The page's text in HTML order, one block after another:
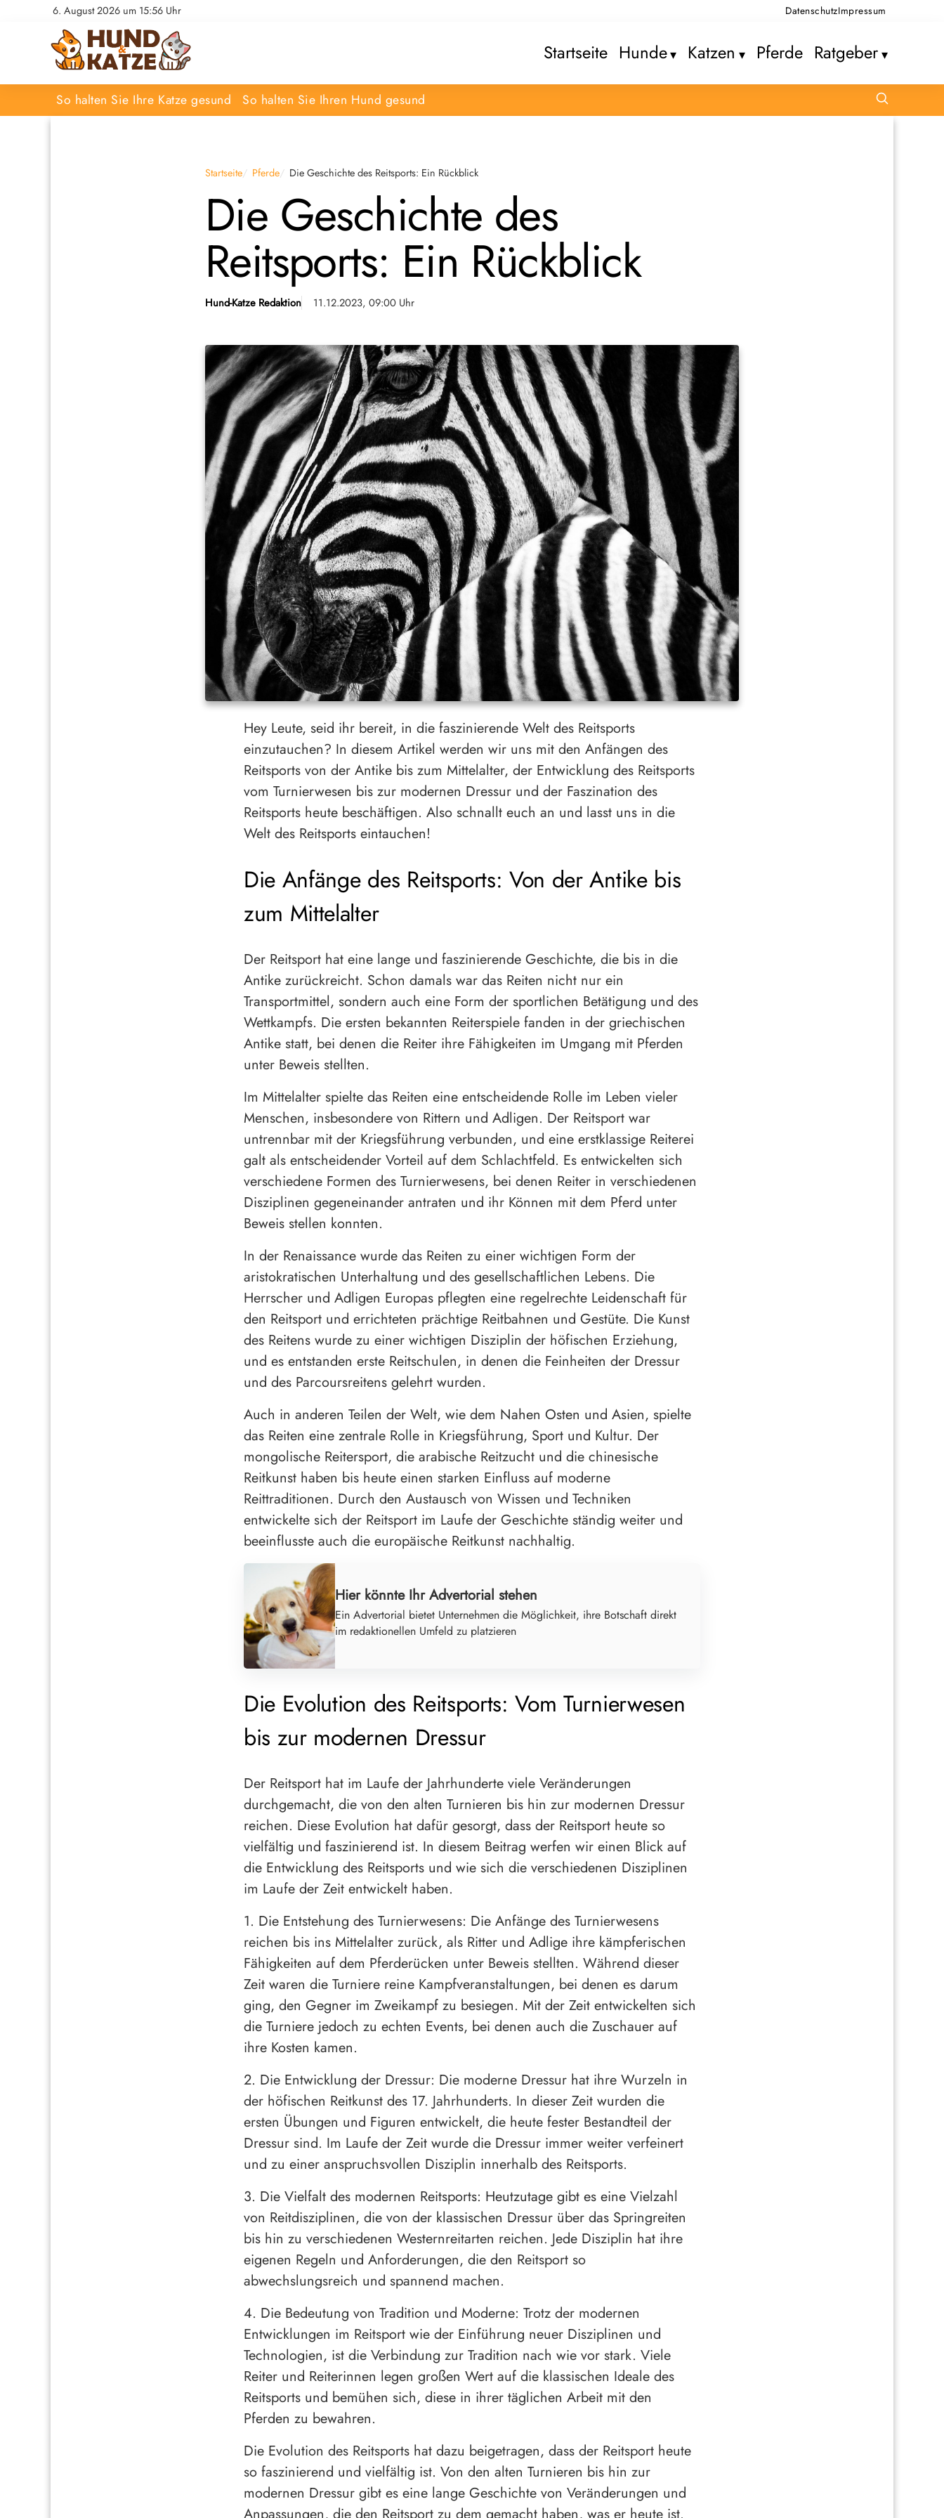
6. August 2026 um 15:56 Uhr DatenschutzImpressum
Startseite Hunde Katzen Pferde Ratgeber
So halten Sie Ihre Katze gesund So halten Sie Ihren Hund gesund
Startseite Pferde Die Geschichte des Reitsports: Ein Rückblick
Die Geschichte des
Reitsports: Ein Rückblick
Hund-Katze Redaktion 11.12.2023, 09:00 Uhr
Hey Leute, seid ihr bereit, in die faszinierende Welt des Reitsports
einzutauchen? In diesem Artikel werden wir uns mit den Anfängen des
Reitsports von der Antike bis zum Mittelalter, der Entwicklung des Reitsports
vom Turnierwesen bis zur modernen Dressur und der Faszination des
Reitsports heute beschäftigen. Also schnallt euch an und lasst uns in die
Welt des Reitsports eintauchen!
Die Anfänge des Reitsports: Von der Antike bis
zum Mittelalter
Der Reitsport hat eine lange und faszinierende Geschichte, die bis in die
Antike zurückreicht. Schon damals war das Reiten nicht nur ein
Transportmittel, sondern auch eine Form der sportlichen Betätigung und des
Wettkampfs. Die ersten bekannten Reiterspiele fanden in der griechischen
Antike statt, bei denen die Reiter ihre Fähigkeiten im Umgang mit Pferden
unter Beweis stellten.
Im Mittelalter spielte das Reiten eine entscheidende Rolle im Leben vieler
Menschen, insbesondere von Rittern und Adligen. Der Reitsport war
untrennbar mit der Kriegsführung verbunden, und eine erstklassige Reiterei
galt als entscheidender Vorteil auf dem Schlachtfeld. Es entwickelten sich
verschiedene Formen des Turnierwesens, bei denen Reiter in verschiedenen
Disziplinen gegeneinander antraten und ihr Können mit dem Pferd unter
Beweis stellen konnten.
In der Renaissance wurde das Reiten zu einer wichtigen Form der
aristokratischen Unterhaltung und des gesellschaftlichen Lebens. Die
Herrscher und Adligen Europas pflegten eine regelrechte Leidenschaft für
den Reitsport und errichteten prächtige Reitbahnen und Gestüte. Die Kunst
des Reitens wurde zu einer wichtigen Disziplin der höfischen Erziehung,
und es entstanden erste Reitschulen, in denen die Feinheiten der Dressur
und des Parcoursreitens gelehrt wurden.
Auch in anderen Teilen der Welt, wie dem Nahen Osten und Asien, spielte
das Reiten eine zentrale Rolle in Kriegsführung, Sport und Kultur. Der
mongolische Reitersport, die arabische Reitzucht und die chinesische
Reitkunst haben bis heute einen starken Einfluss auf moderne
Reittraditionen. Durch den Austausch von Wissen und Techniken
entwickelte sich der Reitsport im Laufe der Geschichte ständig weiter und
beeinflusste auch die europäische Reitkunst nachhaltig.
Hier könnte Ihr Advertorial stehen
Ein Advertorial bietet Unternehmen die Möglichkeit, ihre Botschaft direkt
im redaktionellen Umfeld zu platzieren
Die Evolution des Reitsports: Vom Turnierwesen
bis zur modernen Dressur
Der Reitsport hat im Laufe der Jahrhunderte viele Veränderungen
durchgemacht, die von den alten Turnieren bis hin zur modernen Dressur
reichen. Diese Evolution hat dafür gesorgt, dass der Reitsport heute so
vielfältig und faszinierend ist. In diesem Beitrag werfen wir einen Blick auf
die Entwicklung des Reitsports und wie sich die verschiedenen Disziplinen
im Laufe der Zeit entwickelt haben.
1. Die Entstehung des Turnierwesens: Die Anfänge des Turnierwesens
reichen bis ins Mittelalter zurück, als Ritter und Adlige ihre kämpferischen
Fähigkeiten auf dem Pferderücken unter Beweis stellten. Während dieser
Zeit waren die Turniere reine Kampfveranstaltungen, bei denen es darum
ging, den Gegner im Zweikampf zu besiegen. Mit der Zeit entwickelten sich
die Turniere jedoch zu echten Events, bei denen auch die Zuschauer auf
ihre Kosten kamen.
2. Die Entwicklung der Dressur: Die moderne Dressur hat ihre Wurzeln in
der höfischen Reitkunst des 17. Jahrhunderts. In dieser Zeit wurden die
ersten Übungen und Figuren entwickelt, die heute fester Bestandteil der
Dressur sind. Im Laufe der Zeit wurde die Dressur immer weiter verfeinert
und zu einer anspruchsvollen Disziplin innerhalb des Reitsports.
3. Die Vielfalt des modernen Reitsports: Heutzutage gibt es eine Vielzahl
von Reitdisziplinen, die von der klassischen Dressur über das Springreiten
bis hin zu verschiedenen Westernreitarten reichen. Jede Disziplin hat ihre
eigenen Regeln und Anforderungen, die den Reitsport so
abwechslungsreich und spannend machen.
4. Die Bedeutung von Tradition und Moderne: Trotz der modernen
Entwicklungen im Reitsport wie der Einführung neuer Disziplinen und
Technologien, ist die Verbindung zur Tradition nach wie vor stark. Viele
Reiter und Reiterinnen legen großen Wert auf die klassischen Ideale des
Reitsports und bemühen sich, diese in ihrer täglichen Arbeit mit den
Pferden zu bewahren.
Die Evolution des Reitsports hat dazu beigetragen, dass der Reitsport heute
so faszinierend und vielfältig ist. Von den alten Turnieren bis hin zur
modernen Dressur gibt es eine lange Geschichte von Veränderungen und